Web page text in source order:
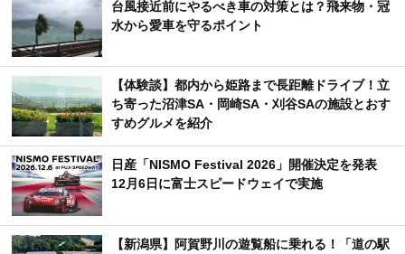
台風接近前にやるべき車の対策とは？飛来物・冠
水から愛車を守るポイント
【体験談】都内から姫路まで長距離ドライブ！立
ち寄った沼津SA・岡崎SA・刈谷SAの施設とおす
すめグルメを紹介
日産「NISMO Festival 2026」開催決定を発表
12月6日に富士スピードウェイで実施
【新潟県】阿賀野川の遊覧船に乗れる！「道の駅